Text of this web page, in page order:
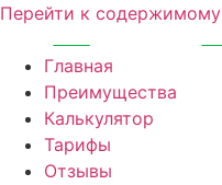
Перейти к содержимому
Главная
Преимущества
Калькулятор
Тарифы
Отзывы